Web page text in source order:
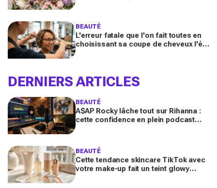
BEAUTÉ
L'erreur fatale que l'on fait toutes en
choisissant sa coupe de cheveux l'été
DERNIERS ARTICLES
BEAUTÉ
A$AP Rocky lâche tout sur Rihanna :
cette confidence en plein podcast
BEAUTÉ
Cette tendance skincare TikTok avec
votre make-up fait un teint glowy